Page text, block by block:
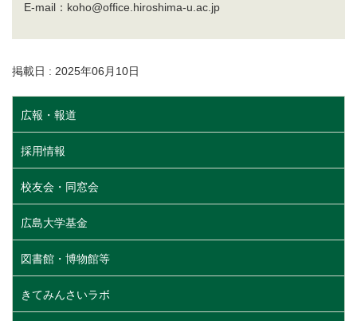
E-mail：koho@office.hiroshima-u.ac.jp
掲載日 : 2025年06月10日
広報・報道
採用情報
校友会・同窓会
広島大学基金
図書館・博物館等
きてみんさいラボ